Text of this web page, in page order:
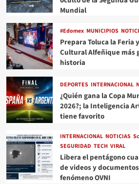
Mundial
#Edomex MUNICIPIOS
Prepara Toluca la Feria
Cultural Alfeñique más
historia
DEPORTES INTERNACIONAL
¿Quién gana la Copa
2026?; la Inteligencia
tiene favorito
INTERNACIONAL NOTICIAS
SEGURIDAD TECH VIRAL
Libera el pentágono
de videos y
fenómeno OVNI